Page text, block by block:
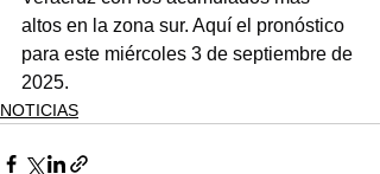
altos en la zona sur. Aquí el pronóstico
para este miércoles 3 de septiembre de
2025.
NOTICIAS